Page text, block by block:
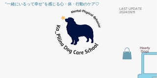
“一緒にいるって幸せ”を感じる心・体・行動のケア♡
​LAST UPDATE
2024/09/11
Hearty
Dogs